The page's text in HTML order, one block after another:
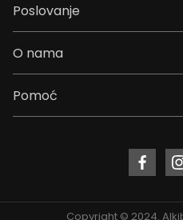
Poslovanje
O nama
Pomoć
Copyright © 2024.